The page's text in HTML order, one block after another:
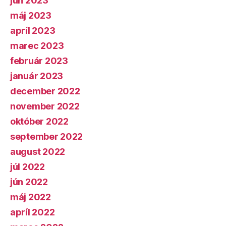
máj 2023
apríl 2023
marec 2023
február 2023
január 2023
december 2022
november 2022
október 2022
september 2022
august 2022
júl 2022
jún 2022
máj 2022
apríl 2022